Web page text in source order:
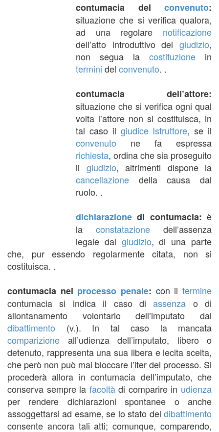
contumacia del convenuto:
situazione che si verifica qualora,
ad una regolare notificazione
dell’atto introduttivo del giudizio,
non segua la costituzione in
termini del convenuto. .
contumacia dell’attore:
situazione che si verifica ogni qual
volta l’attore non si costituisca, in
tal caso il giudice Istruttore, se il
convenuto ne fa espressa
richiesta, ordina che sia proseguito
il giudizio, altrimenti dispone la
cancellazione della causa dal
ruolo. .
dichiarazione di contumacia: è
la constatazione dell’assenza
legale dal giudizio, di una parte
che, pur essendo regolarmente citata, non si
costituisca. .
contumacia nel processo penale: con iltermine
contumacia si indica il caso diassenza o di
allontanamento volontario dell’imputato dal
dibattimento (v.). In tal caso la mancata
comparizione all’udienza dell’imputato, libero o
detenuto, rappresenta una sua libera e lecita scelta,
che però non può mai bloccare l’iter del processo. Si
procederà allora in contumacia dell’imputato, che
conserva sempre la facoltàdi comparire in udienza
per rendere dichiarazioni spontanee o anche
assoggettarsi ad esame, se lo stato del dibattimento
consente ancora tali atti; comunque, comparendo,